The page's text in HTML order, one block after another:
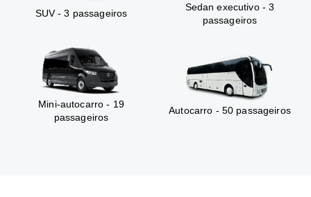
SUV - 3 passageiros
Sedan executivo - 3
passageiros
Mini-autocarro - 19
passageiros
Autocarro - 50 passageiros